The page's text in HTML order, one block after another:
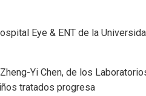
Eye & ENT de la
Yi Chen, de los
tratados progresa